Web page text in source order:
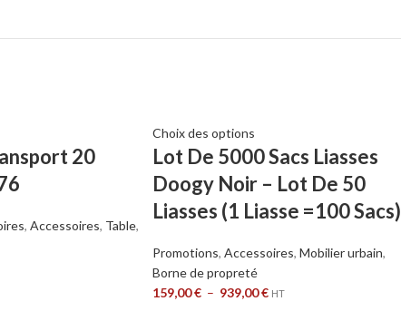
20
, Accessoires, Table,
Choix des options
Lot De 5000 Sacs Liasses
Doogy Noir – Lot De 50
Liasses (1 Liasse =100 Sacs)
Promotions, Accessoires, Mobilier urbain,
Borne de propreté
159,00€ – 939,00€ HT